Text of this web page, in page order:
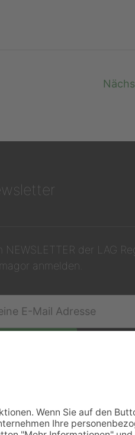
NEWSLETTER der LAG
anmelden.